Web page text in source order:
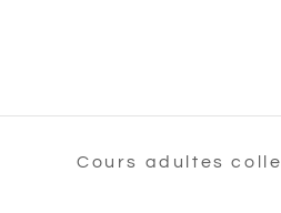
Cours adultes